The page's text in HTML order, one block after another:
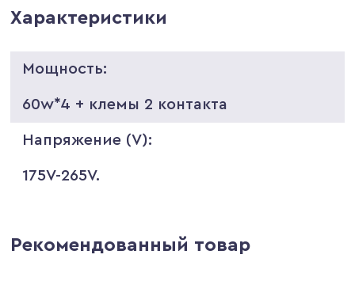
Характеристики
Мощность:
60w*4 + клемы 2 контакта
Напряжение (V):
175V-265V.
Рекомендованный товар